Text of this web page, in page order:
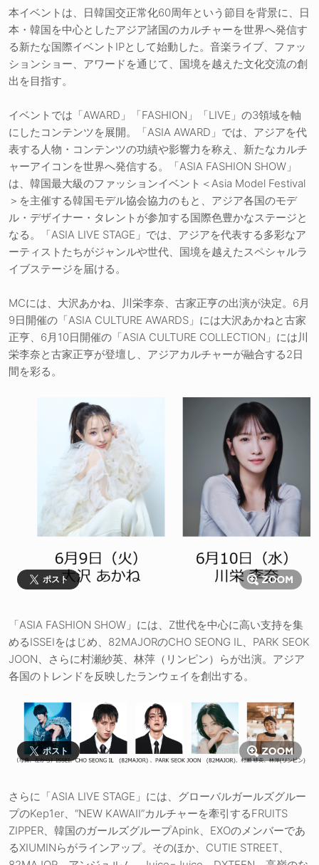
本イベントは、日韓国交正常化60周年という節目を背景に、日
本・韓国を中心としたアジア諸国のカルチャーを世界へ発信す
る新たな国際イベントIPとして始動した。音楽ライブ、ファッ
ションショー、アワードを通じて、国境を越えた文化交流の創
出を目指す。
イベントでは「AWARD」「FASHION」「LIVE」の3領域を軸
にしたコンテンツを展開。「ASIA AWARD」では、アジアを代
表する人物・コンテンツの功績や影響力を称え、新たなカルチ
ャーアイコンを世界へ発信する。「ASIA FASHION SHOW」
は、韓国最大級のファッションイベント＜Asia Model Festival
＞を主催する韓国モデル協会協力のもと、アジア各国のモデ
ル・デザイナー・タレントが参加する国際色豊かなステージと
なる。「ASIA LIVE STAGE」では、アジアを代表する多彩なア
ーティストたちがジャンルや世代、国境を越えたスペシャルラ
イブステージを届ける。
MCには、大沢あかね、川栄李奈、古家正亨の出演が決定。6月
9日開催の「ASIA CULTURE AWARDS」には大沢あかねと古家
正亨、6月10日開催の「ASIA CULTURE COLLECTION」には川
栄李奈と古家正亨が登壇し、アジアカルチャーが融合する2日
間を彩る。
ポスト
「ASIA FASHION SHOW」には、Z世代を中心に高い支持を集
めるISSEIをはじめ、82MAJORのCHO SEONG IL、PARK SEOK
JOON、さらに村瀬紗英、林萍（リンピン）らが出演。アジア
各国のトレンドを反映したランウェイを創出する。
ポスト
さらに「ASIA LIVE STAGE」には、グローバルガールズグルー
プのKep1er、“NEW KAWAII”カルチャーを牽引するFRUITS
ZIPPER、韓国のガールズグループApink、EXOのメンバーであ
るXIUMINらがラインアップ。そのほか、CUTIE STREET、